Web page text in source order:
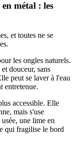
métal : les
et toutes ne se
les ongles naturels.
douceur, sans
peut se laver à l'eau
entretenue.
accessible. Elle
mais s'use
une lime en
qui fragilise le bord